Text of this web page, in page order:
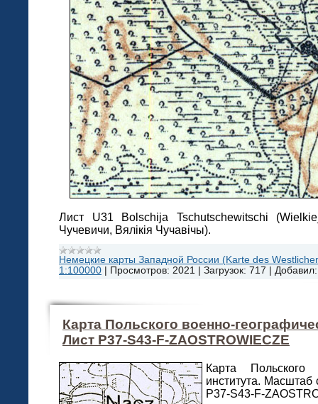
Лист U31 Bolschija Tschutschewitschi
Чучевичи, Вялікія Чучавічы).
Немецкие карты Западной России (Karte des
1:100000
Просмотров: 2021 Загрузок: 717 Добавил:
Карта Польского военно-
Лист P37-S43-F-ZAOSTROWIECZE
Карта Польского
института. Масштаб
P37-S43-F-